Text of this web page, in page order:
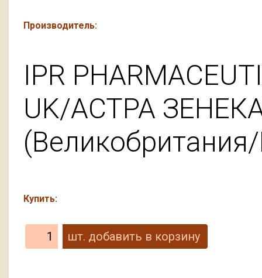
Производитель:
IPR
UK/АСТРА
Купить: